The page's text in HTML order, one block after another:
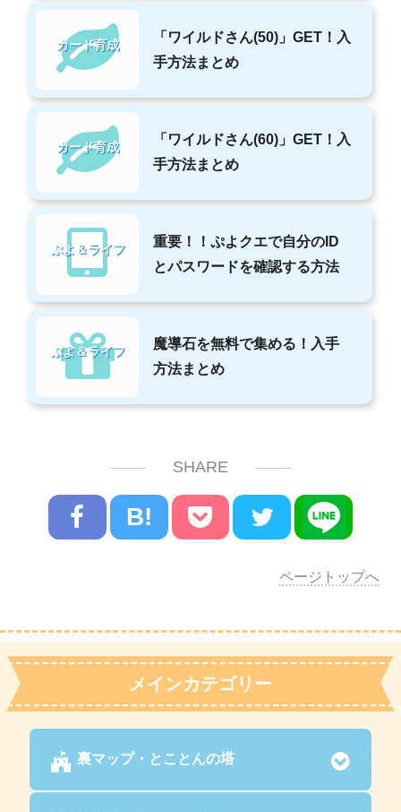
カード育成
「ワイルドさん(50)」GET！入
手方法まとめ
カード育成
「ワイルドさん(60)」GET！入
手方法まとめ
ぷよ＆ライフ
重要！！ぷよクエで自分のID
とパスワードを確認する方法
ぷよ＆ライフ
魔導石を無料で集める！入手
方法まとめ
SHARE
B!
ページトップへ
メインカテゴリー
裏マップ・とことんの塔